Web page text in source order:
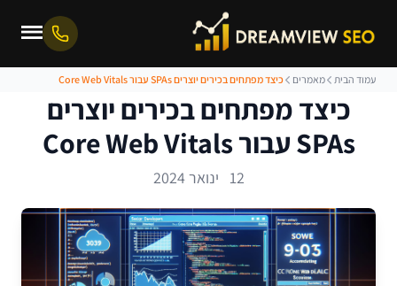
עמוד הבית מאמרים כיצד מפתחים בכירים יוצרים SPAs עבור Core Web Vitals
כיצד מפתחים בכירים יוצרים
SPAs עבור Core Web Vitals
12 ינואר 2024